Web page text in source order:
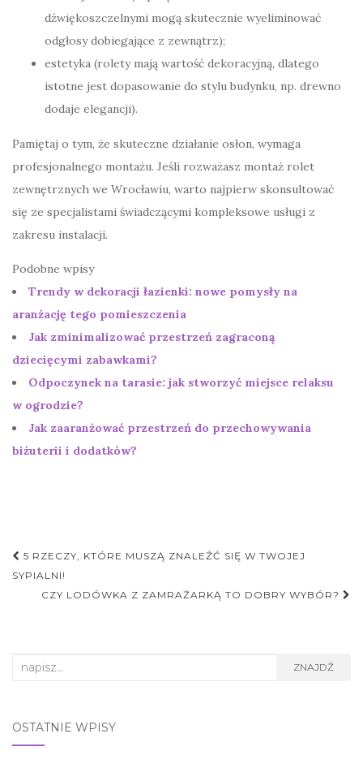
dźwiękoszczelnymi mogą skutecznie wyeliminować
odgłosy dobiegające z zewnątrz);
estetyka (rolety mają wartość dekoracyjną, dlatego
istotne jest dopasowanie do stylu budynku, np. drewno
dodaje elegancji).
Pamiętaj o tym, że skuteczne działanie osłon, wymaga
profesjonalnego montażu. Jeśli rozważasz montaż rolet
zewnętrznych we Wrocławiu, warto najpierw skonsultować
się ze specjalistami świadczącymi kompleksowe usługi z
zakresu instalacji.
Podobne wpisy
Trendy w dekoracji łazienki: nowe pomysły na
aranżację tego pomieszczenia
Jak zminimalizować przestrzeń zagraconą
dziecięcymi zabawkami?
Odpoczynek na tarasie: jak stworzyć miejsce relaksu
w ogrodzie?
Jak zaaranżować przestrzeń do przechowywania
biżuterii i dodatków?
Nawigacja
postu
5 RZECZY, KTÓRE MUSZĄ ZNALEŹĆ SIĘ W TWOJEJ
SYPIALNI!
CZY LODÓWKA Z ZAMRAŻARKĄ TO DOBRY WYBÓR?
Search
ZNAJDŹ
OSTATNIE WPISY